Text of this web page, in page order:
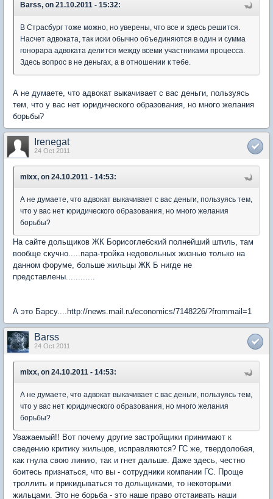
Barss, on 21.10.2011 - 15:32:
В Страсбург тоже можно, но уверены, что все и здесь решится.
Насчет адвоката, так иски обычно объединяются в один и сумма
гонорара адвоката делится между всеми участниками процесса.
Здесь вопрос в не деньгах, а в отношении к тебе.
А не думаете, что адвокат выкачивает с вас деньги, пользуясь
тем, что у вас нет юридического образования, но много желания
борьбы?
Irenegat
24 Oct 2011
mixx, on 24.10.2011 - 14:53:
А не думаете, что адвокат выкачивает с вас деньги, пользуясь тем,
что у вас нет юридического образования, но много желания
борьбы?
На сайте дольщиков ЖК Борисоглебский полнейший штиль, там
вообще скучно.....пара-тройка недовольных жизнью только на
данном форуме, больше жильцы ЖК Б нигде не
представлены............
А это Барсу....http://news.mail.ru/economics/7148226/?frommail=1
Barss
24 Oct 2011
mixx, on 24.10.2011 - 14:53:
А не думаете, что адвокат выкачивает с вас деньги, пользуясь тем,
что у вас нет юридического образования, но много желания
борьбы?
Уважаемый!! Вот почему другие застройщики принимают к
сведению критику жильцов, исправляются? ГС же, твердолобая,
как гнула свою линию, так и гнет дальше. Даже здесь, честно
боитесь признаться, что вы - сотрудники компании ГС. Проще
троллить и прикидываться то дольщиками, то некоторыми
жильцами. Это не борьба - это наше право отстаивать наши